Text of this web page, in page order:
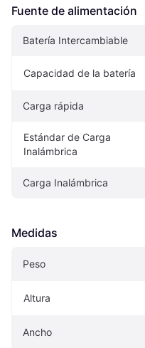
Fuente de alimentación
Batería Intercambiable
Capacidad de la batería
Carga rápida
Estándar de Carga
Inalámbrica
Carga Inalámbrica
Medidas
Peso
Altura
Ancho